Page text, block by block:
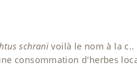
schrani voilà le nom à la
consommation d'herbes